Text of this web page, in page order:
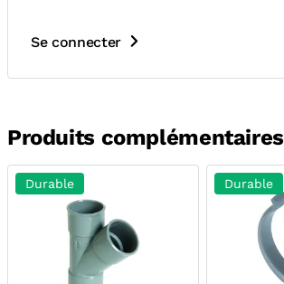
Se connecter
Produits complémentaires
Durable Durable